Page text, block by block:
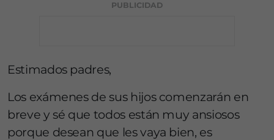
PUBLICIDAD
Estimados padres,
Los exámenes de sus hijos comenzarán en
breve y sé que todos están muy ansiosos
porque desean que les vaya bien, es